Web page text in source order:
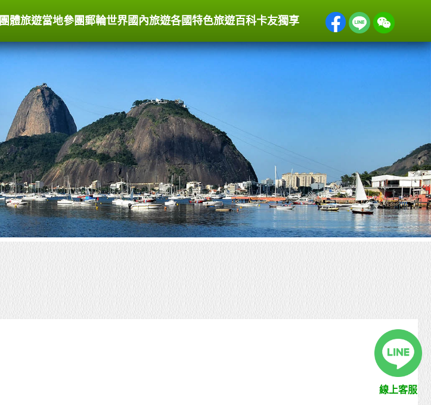
團體旅遊當地參團 郵輪世界國內旅遊各國特色旅遊百科卡友獨享
線上客服